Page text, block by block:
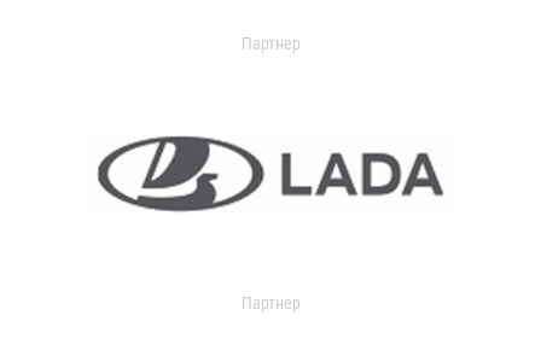
Партнер
Партнер